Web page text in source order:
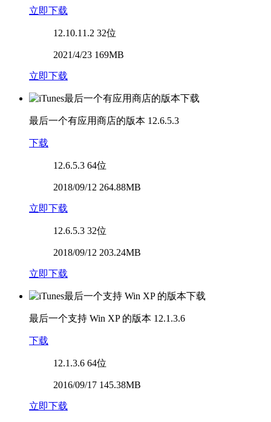
立即下载
12.10.11.2 32位
2021/4/23 169MB
立即下载
最后一个有应用商店的版本 12.6.5.3
下载
12.6.5.3 64位
2018/09/12 264.88MB
立即下载
12.6.5.3 32位
2018/09/12 203.24MB
立即下载
最后一个支持 Win XP 的版本 12.1.3.6
下载
12.1.3.6 64位
2016/09/17 145.38MB
立即下载